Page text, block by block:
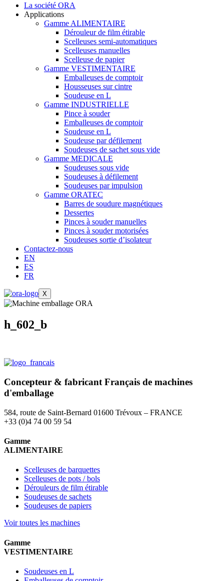
La société ORA
Applications
Gamme ALIMENTAIRE
Dérouleur de film étirable
Scelleuses semi-automatiques
Scelleuses manuelles
Scelleuse de papier
Gamme VESTIMENTAIRE
Emballeuses de comptoir
Housseuses sur cintre
Soudeuse en L
Gamme INDUSTRIELLE
Pince à souder
Emballeuses de comptoir
Soudeuse en L
Soudeuse par défilement
Soudeuses de sachet sous vide
Gamme MEDICALE
Soudeuses sous vide
Soudeuses à défilement
Soudeuses par impulsion
Gamme ORATEC
Barres de soudure magnétiques
Dessertes
Pinces à souder manuelles
Pinces à souder motorisées
Soudeuses sortie d’isolateur
Contactez-nous
EN
ES
FR
X
h_602_b
Concepteur & fabricant Français de machines
d'emballage
584, route de Saint-Bernard 01600 Trévoux – FRANCE
+33 (0)4 74 00 59 54
Gamme
ALIMENTAIRE
Scelleuses de barquettes
Scelleuses de pots / bols
Dérouleurs de film étirable
Soudeuses de sachets
Soudeuses de papiers
Voir toutes les machines
Gamme
VESTIMENTAIRE
Soudeuses en L